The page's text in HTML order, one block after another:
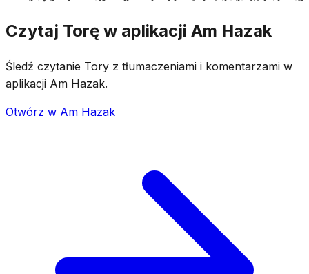
Czytaj Torę w aplikacji Am Hazak
Śledź czytanie Tory z tłumaczeniami i komentarzami w
aplikacji Am Hazak.
Otwórz w Am Hazak